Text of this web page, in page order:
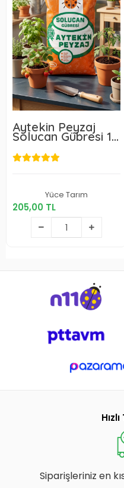
Aytekin Peyzaj
Solucan Gübresi 10
L
Yüce Tarım
205,00 TL
205,00 TL
Sepete Ekle
Siparişleriniz en